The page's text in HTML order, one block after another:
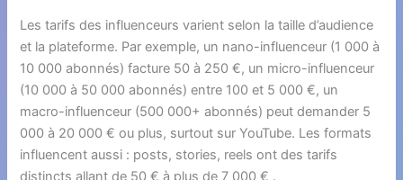
Les tarifs des influenceurs varient selon la taille d’audience
et la plateforme. Par exemple, un nano-influenceur (1 000 à
10 000 abonnés) facture 50 à 250 €, un micro-influenceur
(10 000 à 50 000 abonnés) entre 100 et 5 000 €, un
macro-influenceur (500 000+ abonnés) peut demander 5
000 à 20 000 € ou plus, surtout sur YouTube. Les formats
influencent aussi : posts, stories, reels ont des tarifs
distincts allant de 50 € à plus de 7 000 € .